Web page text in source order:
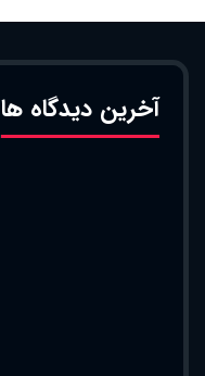
آخرین دیدگاه ها